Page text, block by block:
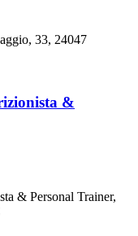
33, 24047
&
& Personal Trainer,